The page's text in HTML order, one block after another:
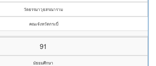
วัดธรรมาวุธสรณาราม
คณะจังหวัดกระบี่
91
มัธยมศึกษา